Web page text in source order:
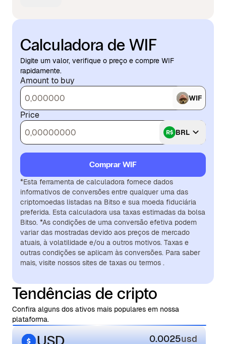
Calculadora de WIF
Digite um valor, verifique o preço e compre WIF
rapidamente.
Amount to buy
WIF
Price
BRL
Comprar WIF
*Esta ferramenta de calculadora fornece dados
informativos de conversões entre qualquer uma das
criptomoedas listadas na Bitso e sua moeda fiduciária
preferida. Esta calculadora usa taxas estimadas da bolsa
Bitso. *As condições de uma conversão efetiva podem
variar das mostradas devido aos preços de mercado
atuais, à volatilidade e/ou a outros motivos. Taxas e
outras condições se aplicam às conversões. Para saber
mais, visite nossos sites de taxas ou termos .
Tendências de cripto
Confira alguns dos ativos mais populares em nossa
plataforma.
0.0025usd